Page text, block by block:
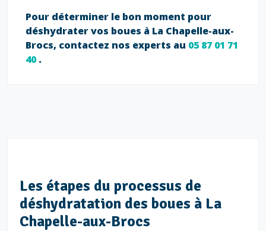
Pour déterminer le bon moment pour
déshydrater vos boues à La Chapelle-aux-
Brocs, contactez nos experts au 05 87 01 71
40.
Les étapes du processus de
déshydratation des boues à La
Chapelle-aux-Brocs